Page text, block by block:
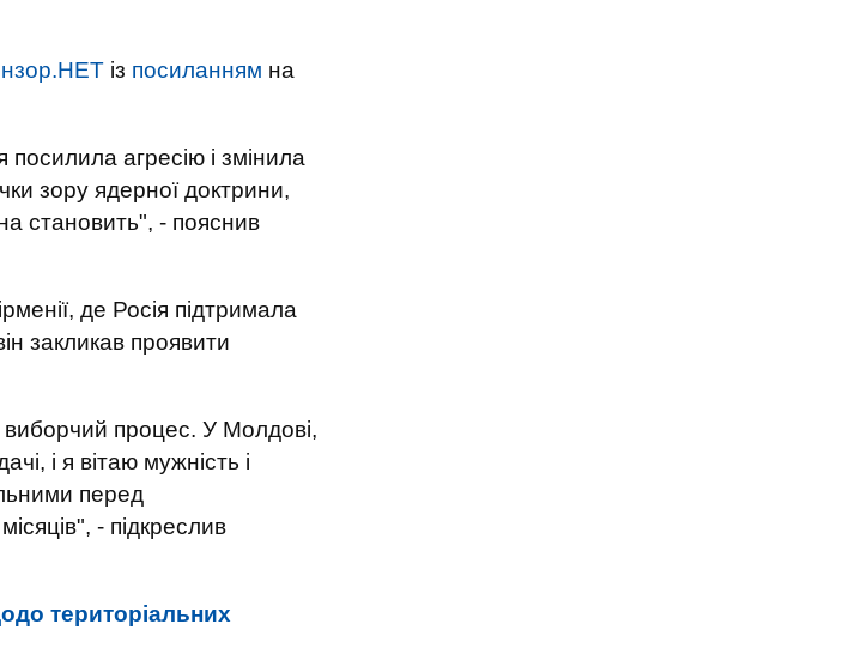
із посиланням на
посилила агресію і змінила
зору ядерної доктрини,
становить", - пояснив
де Росія підтримала
закликав проявити
виборчий процес. У Молдові,
і я вітаю мужність і
перед
- підкреслив
територіальних